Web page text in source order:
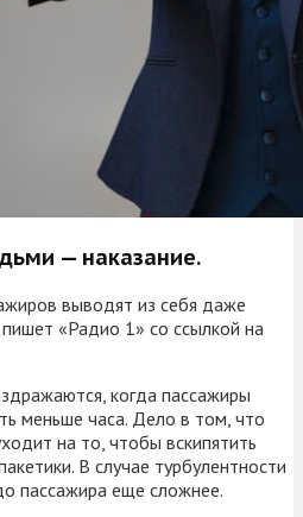
— наказание.
выводят из себя даже
«Радио 1» со ссылкой на
когда пассажиры
меньше часа. Дело в том, что
на то, чтобы вскипятить
В случае турбулентности
пассажира еще сложнее.